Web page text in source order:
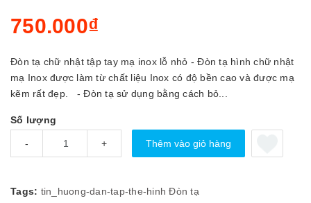
750.000₫
Đòn tạ chữ nhật tập tay mạ inox lỗ nhỏ - Đòn tạ hình chữ nhật
mạ Inox được làm từ chất liệu Inox có độ bền cao và được mạ
kẽm rất đẹp. - Đòn tạ sử dụng bằng cách bỏ...
Số lượng
- + Thêm vào giỏ hàng
Tags: tin_huong-dan-tap-the-hinh Đòn tạ